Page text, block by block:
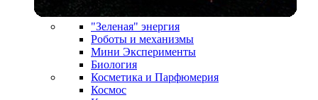
"Зеленая" энергия
Роботы и механизмы
Мини Эксперименты
Биология
Косметика и Парфюмерия
Космос